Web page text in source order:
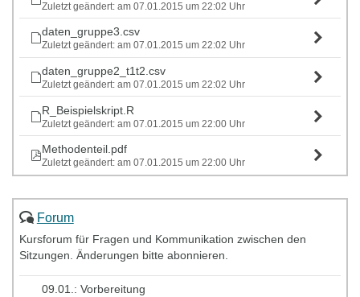
Zuletzt geändert: am 07.01.2015 um 22:02 Uhr
daten_gruppe3.csv
Zuletzt geändert: am 07.01.2015 um 22:02 Uhr
daten_gruppe2_t1t2.csv
Zuletzt geändert: am 07.01.2015 um 22:02 Uhr
R_Beispielskript.R
Zuletzt geändert: am 07.01.2015 um 22:00 Uhr
Methodenteil.pdf
Zuletzt geändert: am 07.01.2015 um 22:00 Uhr
Forum
Kursforum für Fragen und Kommunikation zwischen den
Sitzungen. Änderungen bitte abonnieren.
09.01.: Vorbereitung